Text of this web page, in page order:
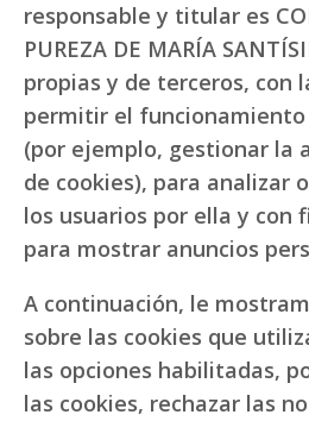
responsable y titular es
PUREZA DE MARÍA
propias y de terceros, con
permitir el
(por ejemplo, gestionar la
de cookies), para analizar
los usuarios por ella y con
para mostrar anuncios
A continuación, le
sobre las cookies que
las opciones habilitadas,
las cookies, rechazar las